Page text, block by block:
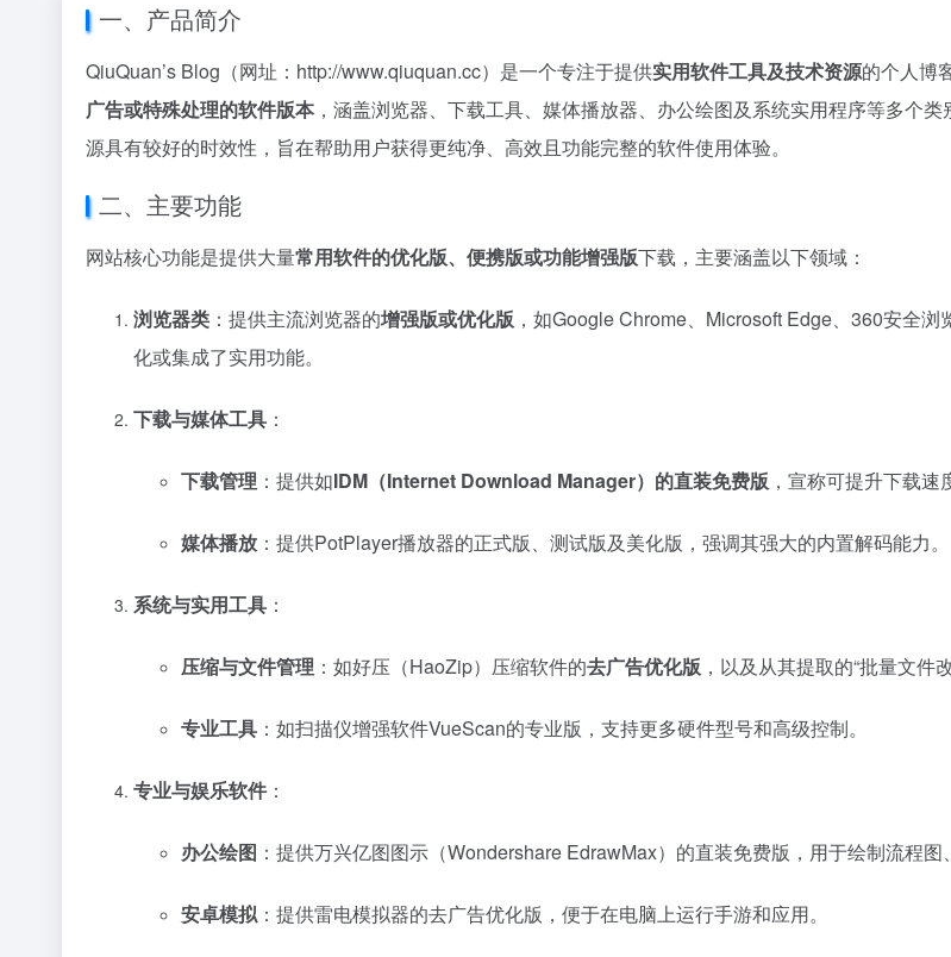
一、产品简介
QiuQuan’s Blog（网址：http://www.qiuquan.cc）是一个专注于提供实用软件工具及技术资源的个人博
广告或特殊处理的软件版本，涵盖浏览器、下载工具、媒体播放器、办公绘图及系统实用程序等多个
源具有较好的时效性，旨在帮助用户获得更纯净、高效且功能完整的软件使用体验。
二、主要功能
网站核心功能是提供大量常用软件的优化版、便携版或功能增强版下载，主要涵盖以下领域：
浏览器类 ：提供主流浏览器的增强版或优化版 ，如Google Chrome、Microsoft Edge、360安全
化或集成了实用功能。
下载与媒体工具 ：
下载管理 ：提供如IDM（Internet Download Manager）的直装免费版 ，宣称可提升下载速
媒体播放 ：提供PotPlayer播放器的正式版、测试版及美化版，强调其强大的内置解码能力。
系统与实用工具 ：
压缩与文件管理 ：如好压（HaoZip）压缩软件的去广告优化版 ，以及从其提取的“批量文件
专业工具 ：如扫描仪增强软件VueScan的专业版，支持更多硬件型号和高级控制。
专业与娱乐软件 ：
办公绘图 ：提供万兴亿图图示（Wondershare EdrawMax）的直装免费版，用于绘制流程图、
安卓模拟：提供雷电模拟器的去广告优化版，便于在电脑上运行手游和应用。